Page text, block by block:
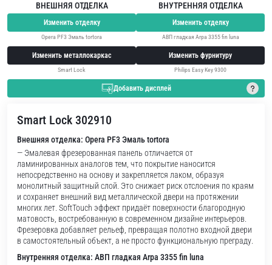
ВНЕШНЯЯ ОТДЕЛКА
Изменить отделку
Opera PF3 Эмаль tortora
Изменить металлокаркас
Smart Lock
ВНУТРЕННЯЯ ОТДЕЛКА
Изменить отделку
АВП гладкая Arpa 3355 fin luna
Изменить фурнитуру
Philips Easy Key 9300
Добавить дисплей
Smart Lock 302910
Внешняя отделка: Opera PF3 Эмаль tortora
— Эмалевая фрезерованная панель отличается от
ламинированных аналогов тем, что покрытие наносится
непосредственно на основу и закрепляется лаком, образуя
монолитный защитный слой. Это снижает риск отслоения по краям
и сохраняет внешний вид металлической двери на протяжении
многих лет. SoftTouch эффект придаёт поверхности благородную
матовость, востребованную в современном дизайне интерьеров.
Фрезеровка добавляет рельеф, превращая полотно входной двери
в самостоятельный объект, а не просто функциональную преграду.
Внутренняя отделка: АВП гладкая Arpa 3355 fin luna